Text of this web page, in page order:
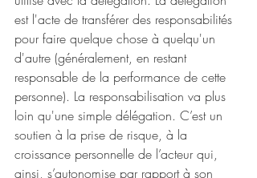
est l'acte de transférer des responsabilités
pour faire quelque chose à quelqu'un
d'autre (généralement, en restant
responsable de la performance de cette
personne). La responsabilisation va plus
loin qu'une simple délégation. C’est un
soutien à la prise de risque, à la
croissance personnelle de l’acteur qui,
ainsi, s’autonomise par rapport à son